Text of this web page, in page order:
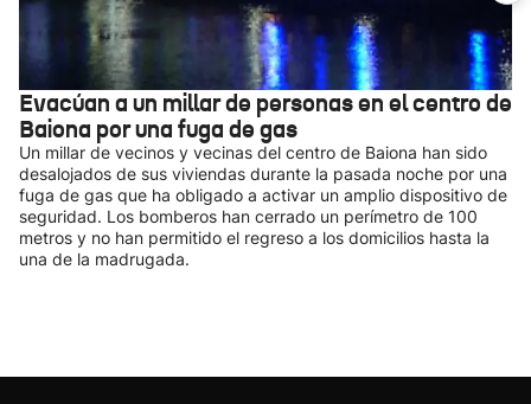
Evacúan a un millar de personas en el centro de
Baiona por una fuga de gas
Un millar de vecinos y vecinas del centro de Baiona han sido
desalojados de sus viviendas durante la pasada noche por una
fuga de gas que ha obligado a activar un amplio dispositivo de
seguridad. Los bomberos han cerrado un perímetro de 100
metros y no han permitido el regreso a los domicilios hasta la
una de la madrugada.